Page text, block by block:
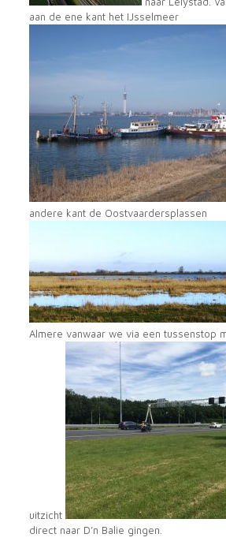
aan de ene kant het IJsselmeer
andere kant de Oostvaardersplassen
Almere vanwaar we via een tussenstop
uitzicht
direct naar D’n Balie gingen.